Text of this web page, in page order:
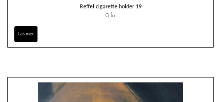
Reffel cigarette holder 19
0 kr
Läs mer